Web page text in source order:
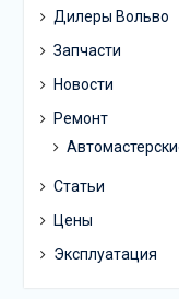
Дилеры Вольво
Запчасти
Новости
Ремонт
Статьи
Цены
Эксплуатация